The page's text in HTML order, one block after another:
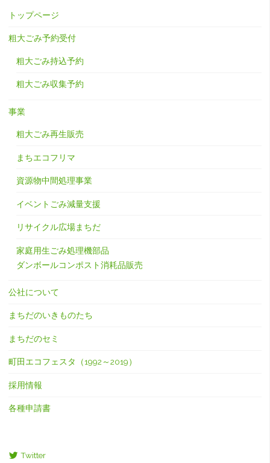
トップページ
粗大ごみ予約受付
粗大ごみ持込予約
粗大ごみ収集予約
事業
粗大ごみ再生販売
まちエコフリマ
資源物中間処理事業
イベントごみ減量支援
リサイクル広場まちだ
家庭用生ごみ処理機部品
ダンボールコンポスト消耗品販売
公社について
まちだのいきものたち
まちだのセミ
町田エコフェスタ（1992～2019）
採用情報
各種申請書
Twitter